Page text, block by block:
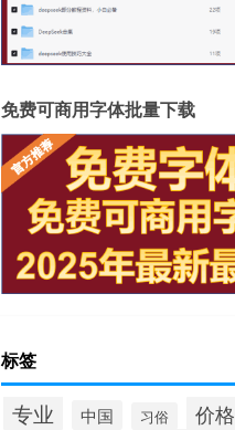
免费可商用字体批量下载
标签
专业 中国 习俗 价格